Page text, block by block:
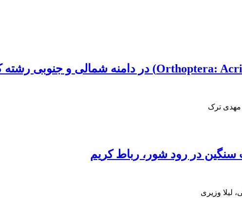
مهدی ترک
در رود شور، رباط کریم
لیلا وزیری